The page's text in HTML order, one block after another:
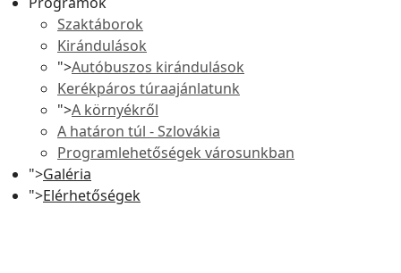
Szaktáborok
Kirándulások
">Autóbuszos kirándulások
Kerékpáros túraajánlatunk
">A környékről
A határon túl - Szlovákia
Programlehetőségek városunkban
">Galéria
">Elérhetőségek